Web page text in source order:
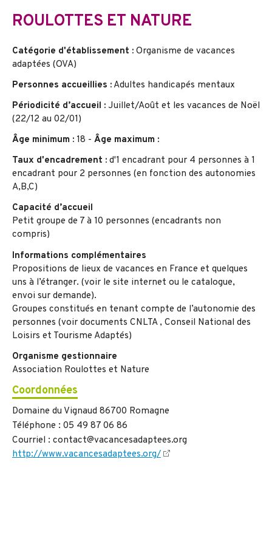
ROULOTTES ET NATURE
Catégorie d'établissement : Organisme de vacances
adaptées (OVA)
Personnes accueillies : Adultes handicapés mentaux
Périodicité d’accueil : Juillet/Août et les vacances de Noël
(22/12 au 02/01)
Âge minimum : 18 - Âge maximum :
Taux d'encadrement : d'1 encadrant pour 4 personnes à 1
encadrant pour 2 personnes (en fonction des autonomies
A,B,C)
Capacité d’accueil
Petit groupe de 7 à 10 personnes (encadrants non
compris)
Informations complémentaires
Propositions de lieux de vacances en France et quelques
uns à l’étranger. (voir le site internet ou le catalogue,
envoi sur demande).
Groupes constitués en tenant compte de l’autonomie des
personnes (voir documents CNLTA , Conseil National des
Loisirs et Tourisme Adaptés)
Organisme gestionnaire
Association Roulottes et Nature
Coordonnées
Domaine du Vignaud 86700 Romagne
Téléphone : 05 49 87 06 86
Courriel : contact@vacancesadaptees.org
http://www.vacancesadaptees.org/